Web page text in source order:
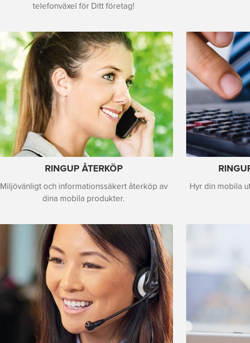
telefonväxel för Ditt företag!
RINGUP ÅTERKÖP
Miljövänligt och informationssäkert återköp av
dina mobila produkter.
Hyr din mobila